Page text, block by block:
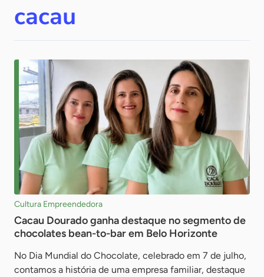
cacau
Cultura Empreendedora
Cacau Dourado ganha destaque no segmento de
chocolates bean-to-bar em Belo Horizonte
No Dia Mundial do Chocolate, celebrado em 7 de julho,
contamos a história de uma empresa familiar, destaque